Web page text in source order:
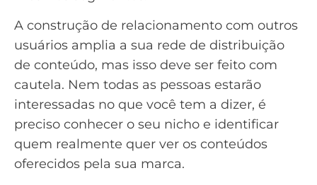
A construção de relacionamento com outros
usuários amplia a sua rede de distribuição
de conteúdo, mas isso deve ser feito com
cautela. Nem todas as pessoas estarão
interessadas no que você tem a dizer, é
preciso conhecer o seu nicho e identificar
quem realmente quer ver os conteúdos
oferecidos pela sua marca.